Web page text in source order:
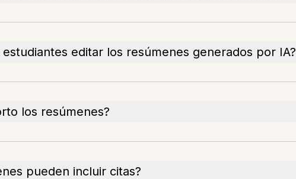
estudiantes editar los resúmenes generados por IA?
los resúmenes?
pueden incluir citas?